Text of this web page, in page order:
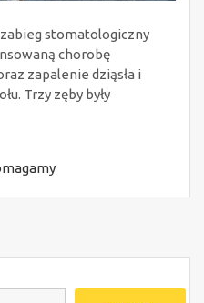
zabieg stomatologiczny
chorobę
zapalenie dziąsła i
Trzy zęby były